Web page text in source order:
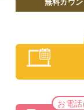
お電